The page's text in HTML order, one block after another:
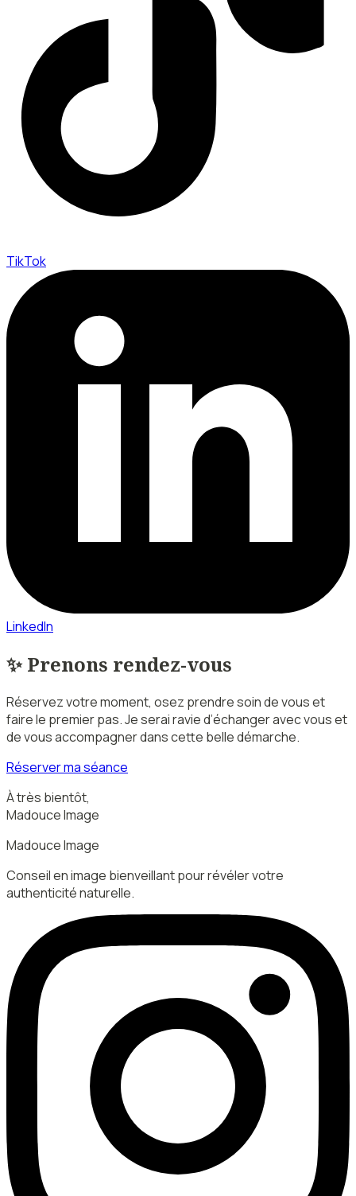
TikTok
LinkedIn
✨ Prenons rendez-vous
Réservez votre moment, osez prendre soin de vous et
faire le premier pas. Je serai ravie d’échanger avec vous et
de vous accompagner dans cette belle démarche.
Réserver ma séance
À très bientôt,
Madouce Image
Madouce Image
Conseil en image bienveillant pour révéler votre
authenticité naturelle.